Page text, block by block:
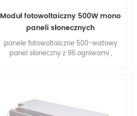
Moduł fotowoltaiczny 500W mono
paneli słonecznych
panele fotowoltaiczne 500-watowy
panel słoneczny z 96 ogniwami ,